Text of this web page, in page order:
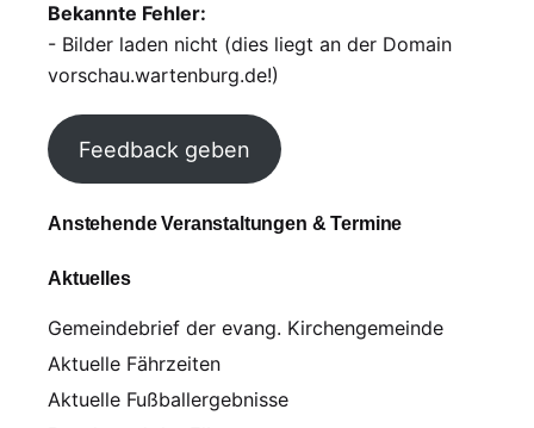
Bekannte Fehler:
- Bilder laden nicht (dies liegt an der Domain
vorschau.wartenburg.de!)
Feedback geben
Anstehende Veranstaltungen & Termine
Aktuelles
Gemeindebrief der evang. Kirchengemeinde
Aktuelle Fährzeiten
Aktuelle Fußballergebnisse